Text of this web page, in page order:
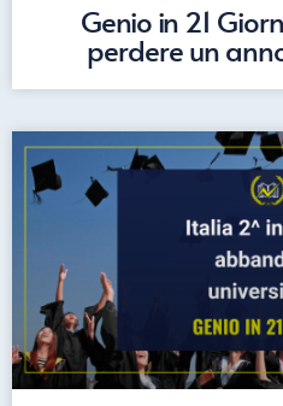
Genio in 21
perdere un